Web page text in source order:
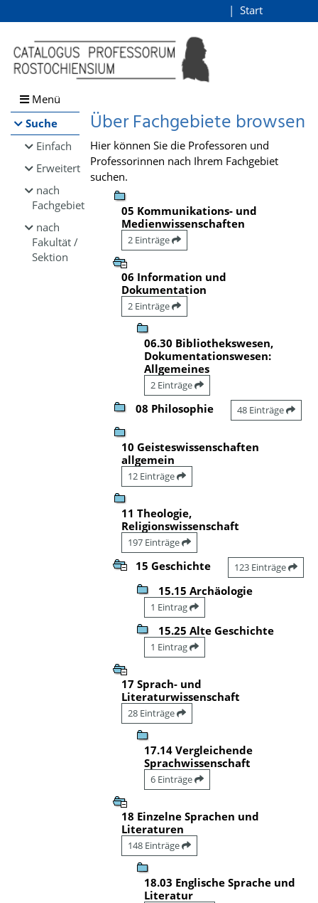
Browsen
direkt zum Inhalt
Start
Menü
Suche
Einfach
Erweitert
nach
Fachgebiet
nach
Fakultät /
Sektion
Über Fachgebiete browsen
Hier können Sie die Professoren und
Professorinnen nach Ihrem Fachgebiet
suchen.
05 Kommunikations- und
Medienwissenschaften
2 Einträge
06 Information und
Dokumentation
2 Einträge
06.30 Bibliothekswesen,
Dokumentationswesen:
Allgemeines
2 Einträge
08 Philosophie 48 Einträge
10 Geisteswissenschaften
allgemein
12 Einträge
11 Theologie,
Religionswissenschaft
197 Einträge
15 Geschichte 123 Einträge
15.15 Archäologie
1 Eintrag
15.25 Alte Geschichte
1 Eintrag
17 Sprach- und
Literaturwissenschaft
28 Einträge
17.14 Vergleichende
Sprachwissenschaft
6 Einträge
18 Einzelne Sprachen und
Literaturen
148 Einträge
18.03 Englische Sprache und
Literatur